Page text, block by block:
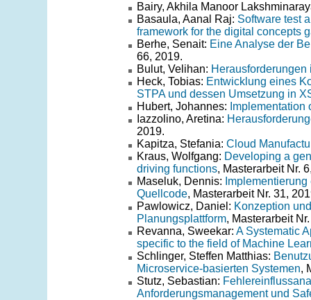
Bairy, Akhila Manoor
Basaula, Aanal Raj: Software test
framework for the digital concepts
Berhe, Senait: Eine Analyse der
66, 2019.
Bulut, Velihan:
Heck, Tobias: Entwicklung eines
STPA und dessen Umsetzung in
Hubert, Johannes: Implementation
Iazzolino, Aretina:
2019.
Kapitza, Stefania: Cloud
Kraus, Wolfgang: Developing a
driving functions, Masterarbeit Nr.
Maseluk, Dennis:
Quellcode, Masterarbeit Nr. 31,
Pawlowicz, Daniel: Konzeption
Planungsplattform, Masterarbeit
Revanna, Sweekar: A Systematic
specific to the field of Machine
Schlinger, Steffen Matthias:
Microservice-basierten Systemen,
Stutz, Sebastian:
Anforderungsmanagement und